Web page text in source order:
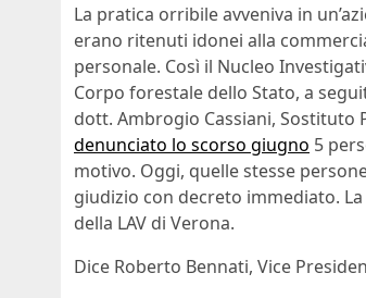
La pratica orribile avveniva in
erano ritenuti idonei alla
personale. Così il Nucleo
Corpo forestale dello Stato, a
dott. Ambrogio Cassiani, Sostituto
denunciato lo scorso giugno 5
motivo. Oggi, quelle stesse
giudizio con decreto immediato.
della LAV di Verona.
Dice Roberto Bennati, Vice